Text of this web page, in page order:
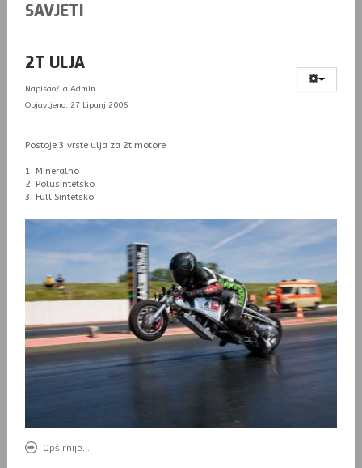
SAVJETI
2T ULJA
Napisao/la Admin
Objavljeno: 27 Lipanj 2006
Postoje 3 vrste ulja za 2t motore
1. Mineralno
2. Polusintetsko
3. Full Sintetsko
Opširnije...